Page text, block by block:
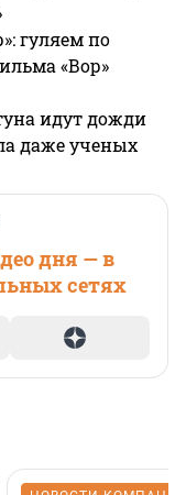
гуляем по
«Вор»
идут дожди
даже ученых
дня — в
сетях